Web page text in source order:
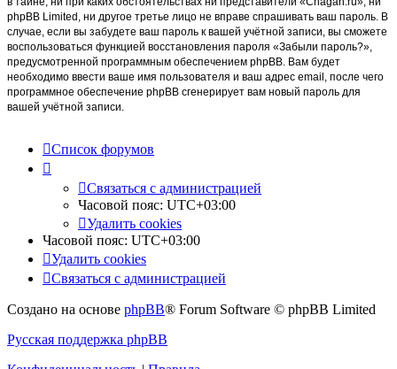
phpBB Limited, ни другое третье лицо не вправе спрашивать ваш пароль. В
случае, если вы забудете ваш пароль к вашей учётной записи, вы сможете
воспользоваться функцией восстановления пароля «Забыли пароль?»,
предусмотренной программным обеспечением phpBB. Вам будет
необходимо ввести ваше имя пользователя и ваш адрес email, после чего
программное обеспечение phpBB сгенерирует вам новый пароль для
вашей учётной записи.
Список форумов
Связаться с администрацией
Часовой пояс: UTC+03:00
Удалить cookies
Часовой пояс: UTC+03:00
Удалить cookies
Связаться с администрацией
Создано на основе phpBB® Forum Software © phpBB Limited
Русская поддержка phpBB